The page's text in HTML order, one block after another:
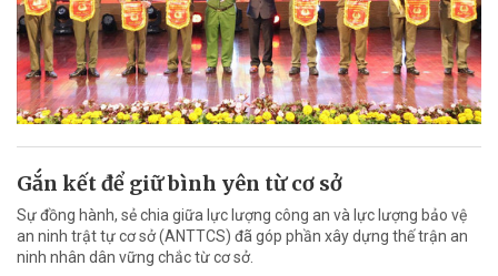
Gắn kết để giữ bình yên từ cơ sở
Sự đồng hành, sẻ chia giữa lực lượng công an và lực lượng bảo vệ
an ninh trật tự cơ sở (ANTTCS) đã góp phần xây dựng thế trận an
ninh nhân dân vững chắc từ cơ sở.